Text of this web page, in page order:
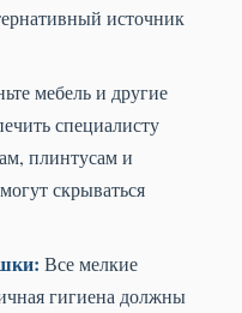
источник
мебель и другие
специалисту
плинтусам и
скрываться
Все мелкие
гигиена должны